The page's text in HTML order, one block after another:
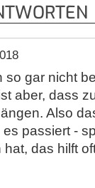
so gar nicht
aber, dass
Also
passiert -
das hilft